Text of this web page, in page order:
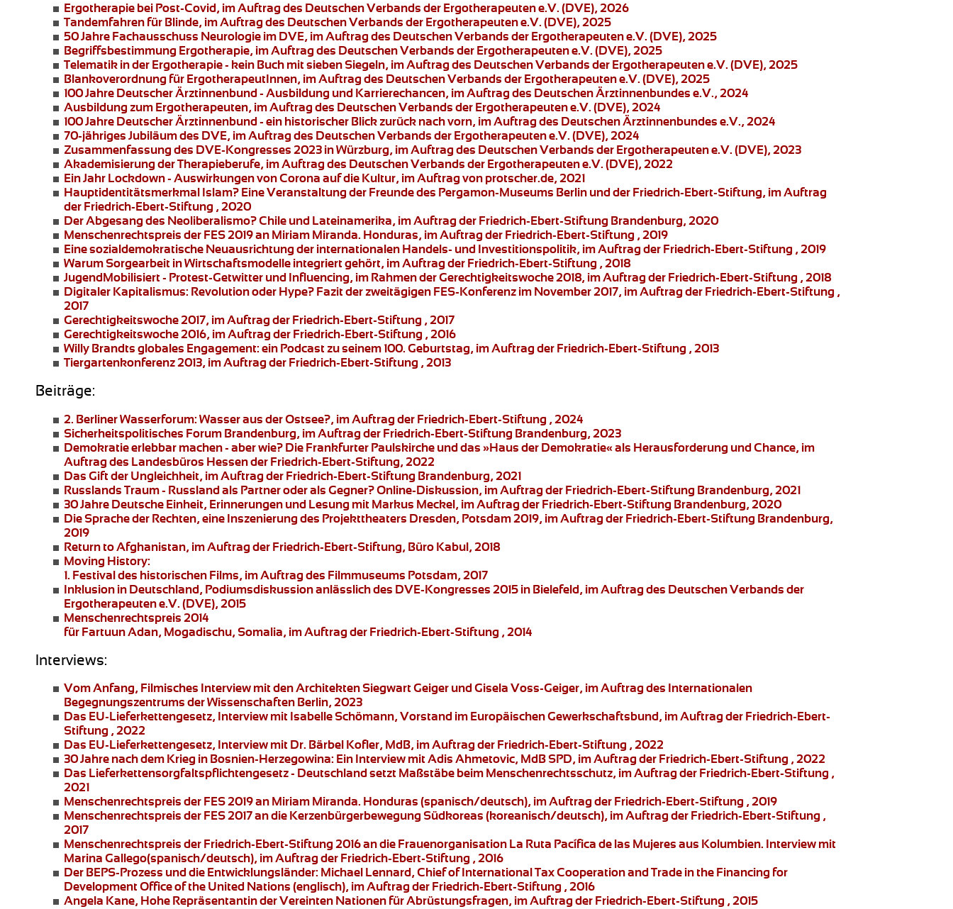
Ergotherapie bei Post-Covid, im Auftrag des Deutschen Verbands der Ergotherapeuten e.V. (DVE), 2026
Tandemfahren für Blinde, im Auftrag des Deutschen Verbands der Ergotherapeuten e.V. (DVE), 2025
50 Jahre Fachausschuss Neurologie im DVE, im Auftrag des Deutschen Verbands der Ergotherapeuten e.V. (DVE), 2025
Begriffsbestimmung Ergotherapie, im Auftrag des Deutschen Verbands der Ergotherapeuten e.V. (DVE), 2025
Telematik in der Ergotherapie- kein Buch mit sieben Siegeln, im Auftrag des Deutschen Verbands der Ergotherapeuten e.V. (DVE), 2025
Blankoverordnung für ErgotherapeutInnen, im Auftrag des Deutschen Verbands der Ergotherapeuten e.V. (DVE), 2025
100 Jahre Deutscher Ärztinnenbund- Ausbildung und Karrierechancen, im Auftrag des Deutschen Ärztinnenbundes e.V., 2024
Ausbildung zum Ergotherapeuten, im Auftrag des Deutschen Verbands der Ergotherapeuten e.V. (DVE), 2024
100 Jahre Deutscher Ärztinnenbund- ein historischer Blick zurück nach vorn, im Auftrag des Deutschen Ärztinnenbundes e.V., 2024
70-jähriges Jubiläum des DVE, im Auftrag des Deutschen Verbands der Ergotherapeuten e.V. (DVE), 2024
Zusammenfassung des DVE-Kongresses 2023 in Würzburg, im Auftrag des Deutschen Verbands der Ergotherapeuten e.V. (DVE), 2023
Akademisierung der Therapieberufe, im Auftrag des Deutschen Verbands der Ergotherapeuten e.V. (DVE), 2022
Ein Jahr Lockdown - Auswirkungen von Corona auf die Kultur, im Auftrag von protscher.de, 2021
Hauptidentitätsmerkmal Islam? Eine Veranstaltung der Freunde des Pergamon-Museums Berlin und der Friedrich-Ebert-Stiftung, im Auftrag
der Friedrich-Ebert-Stiftung , 2020
Der Abgesang des Neoliberalismo? Chile und Lateinamerika, im Auftrag der Friedrich-Ebert-Stiftung Brandenburg, 2020
Menschenrechtspreis der FES 2019 an Miriam Miranda. Honduras, im Auftrag der Friedrich-Ebert-Stiftung , 2019
Eine sozialdemokratische Neuausrichtung der internationalen Handels- und Investitionspolitik, im Auftrag der Friedrich-Ebert-Stiftung , 2019
Warum Sorgearbeit in Wirtschaftsmodelle integriert gehört, im Auftrag der Friedrich-Ebert-Stiftung , 2018
JugendMobilisiert - Protest-Getwitter und Influencing, im Rahmen der Gerechtigkeitswoche 2018, im Auftrag der Friedrich-Ebert-Stiftung , 2018
Digitaler Kapitalismus: Revolution oder Hype? Fazit der zweitägigen FES-Konferenz im November 2017, im Auftrag der Friedrich-Ebert-Stiftung ,
2017
Gerechtigkeitswoche 2017, im Auftrag der Friedrich-Ebert-Stiftung , 2017
Gerechtigkeitswoche 2016, im Auftrag der Friedrich-Ebert-Stiftung , 2016
Willy Brandts globales Engagement: ein Podcast zu seinem 100. Geburtstag, im Auftrag der Friedrich-Ebert-Stiftung , 2013
Tiergartenkonferenz 2013, im Auftrag der Friedrich-Ebert-Stiftung , 2013
Beiträge:
2. Berliner Wasserforum: Wasser aus der Ostsee?, im Auftrag der Friedrich-Ebert-Stiftung , 2024
Sicherheitspolitisches Forum Brandenburg, im Auftrag der Friedrich-Ebert-Stiftung Brandenburg, 2023
Demokratie erlebbar machen - aber wie? Die Frankfurter Paulskirche und das »Haus der Demokratie« als Herausforderung und Chance, im
Auftrag des Landesbüros Hessen der Friedrich-Ebert-Stiftung, 2022
Das Gift der Ungleichheit, im Auftrag der Friedrich-Ebert-Stiftung Brandenburg, 2021
Russlands Traum - Russland als Partner oder als Gegner?Online-Diskussion, im Auftrag der Friedrich-Ebert-Stiftung Brandenburg, 2021
30 Jahre Deutsche Einheit, Erinnerungen und Lesung mit Markus Meckel, im Auftrag der Friedrich-Ebert-Stiftung Brandenburg, 2020
Die Sprache der Rechten, eine Inszenierung des Projekttheaters Dresden, Potsdam 2019, im Auftrag der Friedrich-Ebert-Stiftung Brandenburg,
2019
Return to Afghanistan, im Auftrag der Friedrich-Ebert-Stiftung, Büro Kabul, 2018
Moving History:
1. Festival des historischen Films, im Auftrag des Filmmuseums Potsdam, 2017
Inklusion in Deutschland, Podiumsdiskussion anlässlich des DVE-Kongresses 2015 in Bielefeld, im Auftrag des Deutschen Verbands der
Ergotherapeuten e.V. (DVE), 2015
Menschenrechtspreis 2014
für Fartuun Adan, Mogadischu, Somalia, im Auftrag der Friedrich-Ebert-Stiftung , 2014
Interviews:
Vom Anfang, Filmisches Interview mit den Architekten Siegwart Geiger und Gisela Voss-Geiger, im Auftrag des Internationalen
Begegnungszentrums der Wissenschaften Berlin, 2023
Das EU-Lieferkettengesetz, Interview mit Isabelle Schömann, Vorstand im Europäischen Gewerkschaftsbund, im Auftrag der Friedrich-Ebert-
Stiftung , 2022
Das EU-Lieferkettengesetz, Interview mit Dr. Bärbel Kofler, MdB, im Auftrag der Friedrich-Ebert-Stiftung , 2022
30 Jahre nach dem Krieg in Bosnien-Herzegowina: Ein Interview mit Adis Ahmetovic, MdB SPD, im Auftrag der Friedrich-Ebert-Stiftung , 2022
Das Lieferkettensorgfaltspflichtengesetz- Deutschland setzt Maßstäbe beim Menschenrechtsschutz, im Auftrag der Friedrich-Ebert-Stiftung ,
2021
Menschenrechtspreis der FES 2019 an Miriam Miranda. Honduras (spanisch/deutsch), im Auftrag der Friedrich-Ebert-Stiftung , 2019
Menschenrechtspreis der FES 2017 an die Kerzenbürgerbewegung Südkoreas (koreanisch/deutsch), im Auftrag der Friedrich-Ebert-Stiftung ,
2017
Menschenrechtspreis der Friedrich-Ebert-Stiftung 2016 an die Frauenorganisation La Ruta Pacífica de las Mujeres aus Kolumbien. Interview mit
Marina Gallego(spanisch/deutsch), im Auftrag der Friedrich-Ebert-Stiftung , 2016
Der BEPS-Prozess und die Entwicklungsländer: Michael Lennard,Chief of International Tax Cooperation and Trade in the Financing for
Development Office of the United Nations (englisch), im Auftrag der Friedrich-Ebert-Stiftung , 2016
Angela Kane, Hohe Repräsentantin der Vereinten Nationen für Abrüstungsfragen, im Auftrag der Friedrich-Ebert-Stiftung , 2015